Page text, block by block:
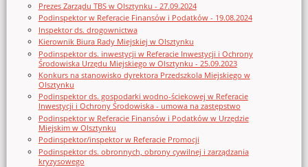
Prezes Zarządu TBS w Olsztynku - 27.09.2024
Podinspektor w Referacie Finansów i Podatków - 19.08.2024
Inspektor ds. drogownictwa
Kierownik Biura Rady Miejskiej w Olsztynku
Podinspektor ds. inwestycji w Referacie Inwestycji i Ochrony
Środowiska Urzędu Miejskiego w Olsztynku - 25.09.2023
Konkurs na stanowisko dyrektora Przedszkola Miejskiego w
Olsztynku
Podinspektor ds. gospodarki wodno-ściekowej w Referacie
Inwestycji i Ochrony Środowiska - umowa na zastępstwo
Podinspektor w Referacie Finansów i Podatków w Urzędzie
Miejskim w Olsztynku
Podinspektor/inspektor w Referacie Promocji
Podinspektor ds. obronnych, obrony cywilnej i zarządzania
kryzysowego